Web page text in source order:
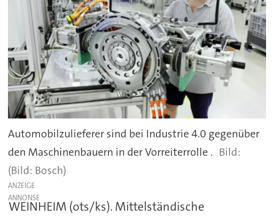
Automobilzulieferer sind bei Industrie 4.0 gegenüber
den Maschinenbauern in der Vorreiterrolle .
(Bild: Bosch)
ANZEIGE
WEINHEIM (ots/ks). Mittelständische